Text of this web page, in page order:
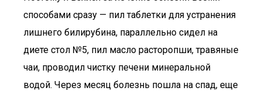
способами сразу — пил таблетки для устранения
лишнего билирубина, параллельно сидел на
диете стол №5, пил масло расторопши, травяные
чаи, проводил чистку печени минеральной
водой. Через месяц болезнь пошла на спад, еще